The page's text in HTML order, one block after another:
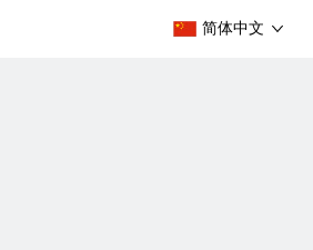
简体中文